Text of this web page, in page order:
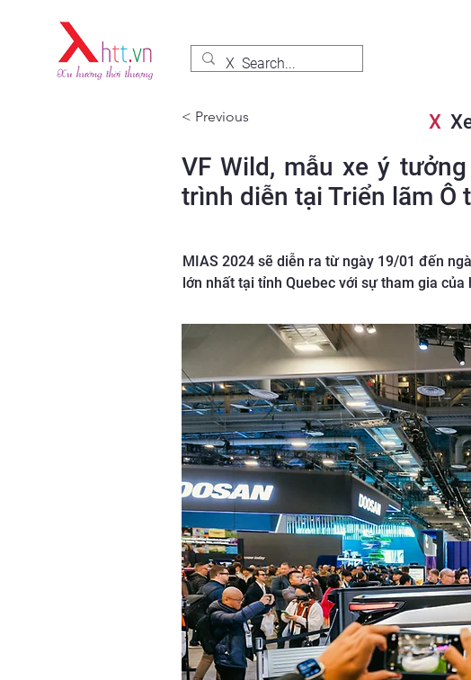
< Previous X
VF Wild, mẫu xe ý
trình diễn tại Triển lãm Ô
MIAS 2024 sẽ diễn ra từ ngày 19/01 đến
lớn nhất tại tỉnh Quebec với sự tham gia